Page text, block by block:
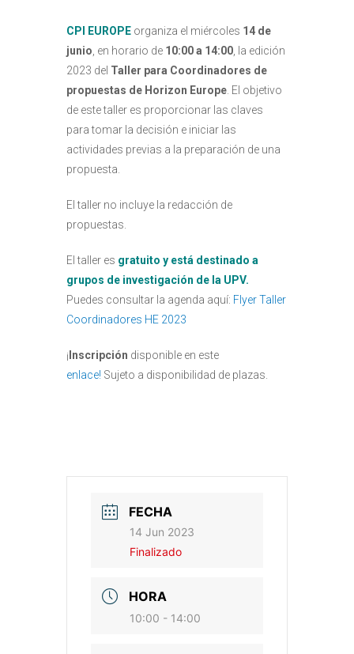
CPI EUROPE organiza el miércoles 14 de
junio, en horario de 10:00 a 14:00, la edición
2023 del Taller para Coordinadores de
propuestas de Horizon Europe. El objetivo
de este taller es proporcionar las claves
para tomar la decisión e iniciar las
actividades previas a la preparación de una
propuesta.
El taller no incluye la redacción de
propuestas.
El taller es gratuito y está destinado a
grupos de investigación de la UPV.
Puedes consultar la agenda aquí: Flyer Taller
Coordinadores HE 2023
¡ Inscripción disponible en este
enlace! Sujeto a disponibilidad de plazas.
FECHA
14 Jun 2023
Finalizado
HORA
10:00 - 14:00